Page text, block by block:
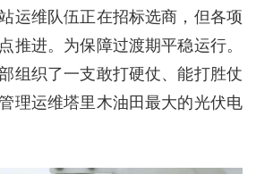
运维队伍正在招标选商，但各项
推进。为保障过渡期平稳运行。
组织了一支敢打硬仗、能打胜仗
理运维塔里木油田最大的光伏电